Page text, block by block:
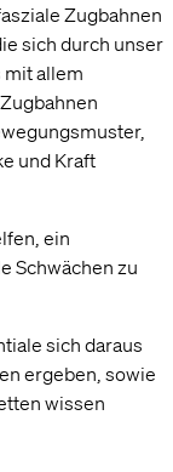
Zugbahnen
sich durch unser
mit allem
und Kraft
ein
Schwächen zu
sich daraus
ergeben, sowie
wissen